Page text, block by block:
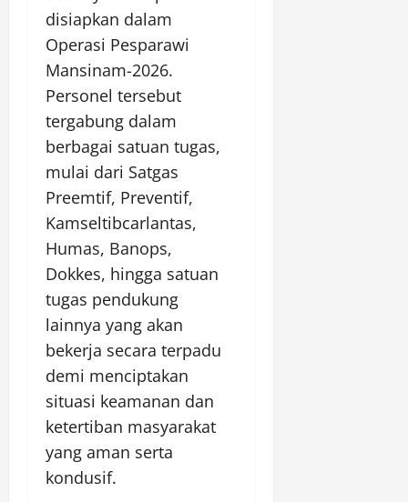
disiapkan dalam
Operasi Pesparawi
Mansinam-2026.
Personel tersebut
tergabung dalam
berbagai satuan tugas,
mulai dari Satgas
Preemtif, Preventif,
Kamseltibcarlantas,
Humas, Banops,
Dokkes, hingga satuan
tugas pendukung
lainnya yang akan
bekerja secara terpadu
demi menciptakan
situasi keamanan dan
ketertiban masyarakat
yang aman serta
kondusif.